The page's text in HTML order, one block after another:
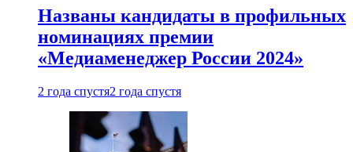
Названы кандидаты в профильных
номинациях премии
«Медиаменеджер России 2024»
2 года спустя2 года спустя